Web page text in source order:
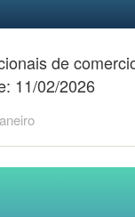
de
11/02/2026